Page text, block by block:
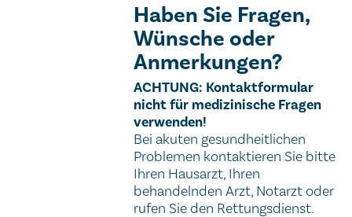
Haben Sie Fragen,
Wünsche oder
Anmerkungen?
Wichtiger Hinweis
ACHTUNG: Kontaktformular
nicht für medizinische Fragen
verwenden!
Bei akuten gesundheitlichen
Problemen kontaktieren Sie bitte
Ihren Hausarzt, Ihren
behandelnden Arzt, Notarzt oder
rufen Sie den Rettungsdienst.